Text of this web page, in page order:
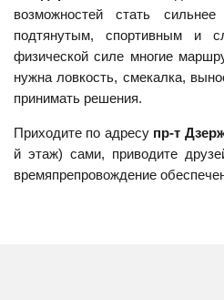
возможностей стать
подтянутым, спортивным и
физической силе многие
нужна ловкость, смекалка,
принимать решения.
Приходите по адресу пр-т
й этаж) сами, приводите
времяпрепровождение